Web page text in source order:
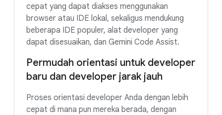
cepat yang dapat diakses menggunakan
browser atau IDE lokal, sekaligus mendukung
beberapa IDE populer, alat developer yang
dapat disesuaikan, dan Gemini Code Assist.
Permudah orientasi untuk developer
baru dan developer jarak jauh
Proses orientasi developer Anda dengan lebih
cepat di mana pun mereka berada, dengan